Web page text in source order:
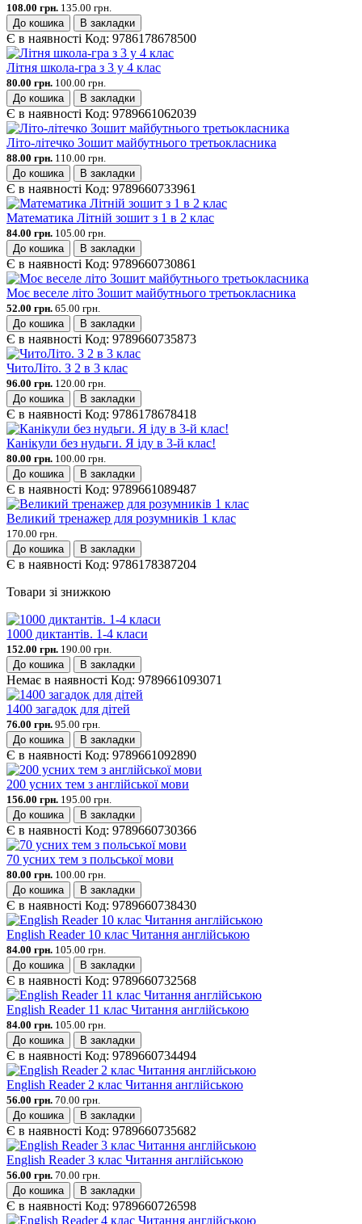
108.00 грн. 135.00 грн.
До кошика
В закладки
Є в наявності Код: 9786178678500
Літня школа-гра з 3 у 4 клас
80.00 грн. 100.00 грн.
До кошика
В закладки
Є в наявності Код: 9789661062039
Літо-літечко Зошит майбутнього третьокласника
88.00 грн. 110.00 грн.
До кошика
В закладки
Є в наявності Код: 9789660733961
Математика Літній зошит з 1 в 2 клас
84.00 грн. 105.00 грн.
До кошика
В закладки
Є в наявності Код: 9789660730861
Моє веселе літо Зошит майбутнього третьокласника
52.00 грн. 65.00 грн.
До кошика
В закладки
Є в наявності Код: 9789660735873
ЧитоЛіто. З 2 в 3 клас
96.00 грн. 120.00 грн.
До кошика
В закладки
Є в наявності Код: 9786178678418
Канікули без нудьги. Я іду в 3-й клас!
80.00 грн. 100.00 грн.
До кошика
В закладки
Є в наявності Код: 9789661089487
Великий тренажер для розумників 1 клас
170.00 грн.
До кошика
В закладки
Є в наявності Код: 9786178387204
Товари зі знижкою
1000 диктантів. 1-4 класи
152.00 грн. 190.00 грн.
До кошика
В закладки
Немає в наявності Код: 9789661093071
1400 загадок для дітей
76.00 грн. 95.00 грн.
До кошика
В закладки
Є в наявності Код: 9789661092890
200 усних тем з англійської мови
156.00 грн. 195.00 грн.
До кошика
В закладки
Є в наявності Код: 9789660730366
70 усних тем з польської мови
80.00 грн. 100.00 грн.
До кошика
В закладки
Є в наявності Код: 9789660738430
English Reader 10 клас Читання англійською
84.00 грн. 105.00 грн.
До кошика
В закладки
Є в наявності Код: 9789660732568
English Reader 11 клас Читання англійською
84.00 грн. 105.00 грн.
До кошика
В закладки
Є в наявності Код: 9789660734494
English Reader 2 клас Читання англійською
56.00 грн. 70.00 грн.
До кошика
В закладки
Є в наявності Код: 9789660735682
English Reader 3 клас Читання англійською
56.00 грн. 70.00 грн.
До кошика
В закладки
Є в наявності Код: 9789660726598